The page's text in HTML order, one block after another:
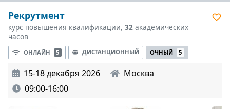
Рекрутмент
курс повышения квалификации, 32 академических
часов
ОНЛАЙН 5 ДИСТАНЦИОННЫЙ ОЧНЫЙ 5
15-18 декабря 2026
Москва
09:00-16:00